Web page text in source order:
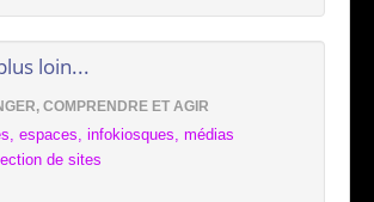
loin...
COMPRENDRE ET AGIR
espaces, infokiosques, médias
de sites